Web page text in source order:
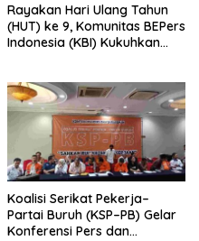
Rayakan Hari Ulang Tahun
(HUT) ke 9, Komunitas BEPers
Indonesia (KBI) Kukuhkan
Tema: “Penguatan dan
Pengembangan Organisasi
KBI yang Berbasis Riset di
seluruh Indonesia dan
Mancanegara”.
Koalisi Serikat Pekerja–
Partai Buruh (KSP–PB) Gelar
Konferensi Pers dan